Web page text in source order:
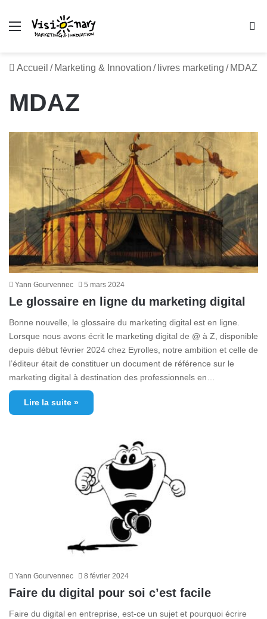
Menu
Accueil / Marketing & Innovation / livres marketing / MDAZ
MDAZ
Yann Gourvennec 5 mars 2024
Le glossaire en ligne du marketing digital
Bonne nouvelle, le glossaire du marketing digital est en ligne.
Lorsque nous avons écrit le marketing digital de @ à Z, disponible
depuis début février 2024 chez Eyrolles, notre ambition et celle de
l’éditeur était de constituer un document de référence sur le
marketing digital à destination des professionnels en…
Lire la suite »
Yann Gourvennec 8 février 2024
Faire du digital pour soi c’est facile
Faire du digital en entreprise, est-ce un sujet et pourquoi écrire